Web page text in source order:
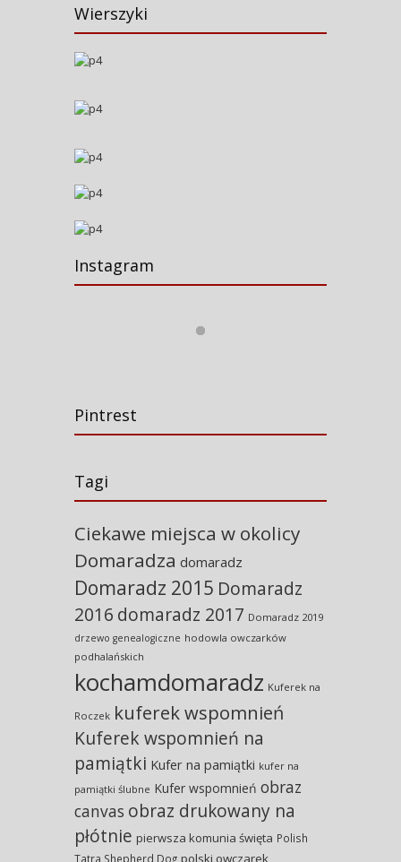
Wierszyki
Instagram
Pintrest
Tagi
Ciekawe miejsca w okolicy
Domaradza domaradz
Domaradz 2015 Domaradz
2016 domaradz 2017 Domaradz 2019
drzewo genealogiczne hodowla owczarków
podhalańskich
kochamdomaradz Kuferek na
Roczek kuferek wspomnień
Kuferek wspomnień na
pamiątki Kufer na pamiątki kufer na
pamiątki ślubne Kufer wspomnień obraz
canvas obraz drukowany na
płótnie pierwsza komunia święta Polish
Tatra Shepherd Dog polski owczarek